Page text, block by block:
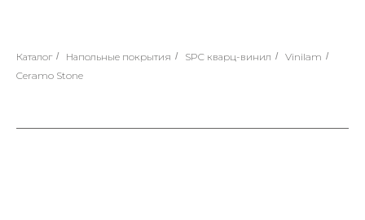
Каталог / Напольные покрытия / SPC кварц-винил / Vinilam /
Ceramo Stone